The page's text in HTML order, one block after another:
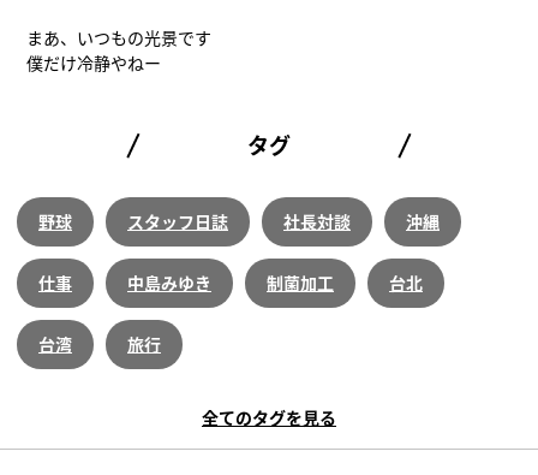
まあ、いつもの光景です
僕だけ冷静やねー
タグ
野球 スタッフ日誌 社長対談 沖縄
仕事 中島みゆき 制菌加工 台北
台湾 旅行
全てのタグを見る